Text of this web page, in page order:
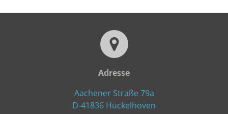
Adresse
Aachener Straße 79a
D-41836 Hückelhoven